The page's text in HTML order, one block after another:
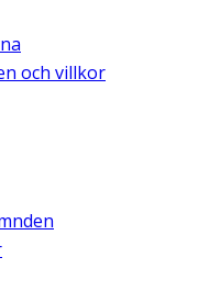
och villkor